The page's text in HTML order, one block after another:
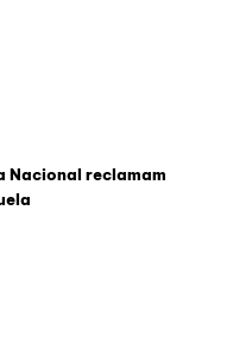
Nacional reclamam